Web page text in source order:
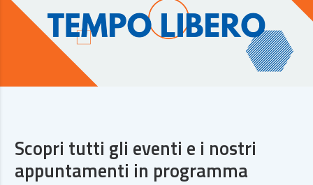
Scopri tutti gli eventi e i nostri
appuntamenti in programma